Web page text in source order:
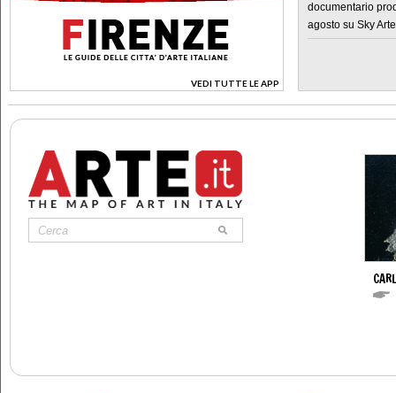
VEDI TUTTE LE APP
>
documentario
agosto su Sky Arte